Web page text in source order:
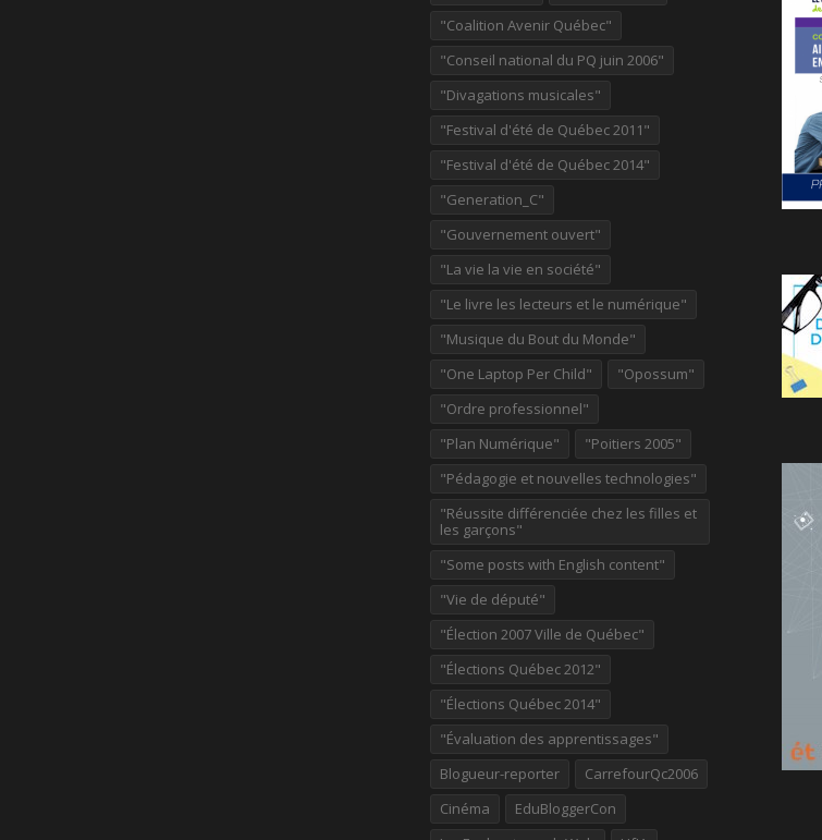
"Coalition Avenir Québec"
"Conseil national du PQ juin 2006"
"Divagations musicales"
"Festival d'été de Québec 2011"
"Festival d'été de Québec 2014"
"Generation_C"
"Gouvernement ouvert"
"La vie la vie en société"
"Le livre les lecteurs et le numérique"
"Musique du Bout du Monde"
"One Laptop Per Child"
"Opossum"
"Ordre professionnel"
"Plan Numérique"
"Poitiers 2005"
"Pédagogie et nouvelles technologies"
"Réussite différenciée chez les filles et
les garçons"
"Some posts with English content"
"Vie de député"
"Élection 2007 Ville de Québec"
"Élections Québec 2012"
"Élections Québec 2014"
"Évaluation des apprentissages"
Blogueur-reporter
CarrefourQc2006
Cinéma
EduBloggerCon